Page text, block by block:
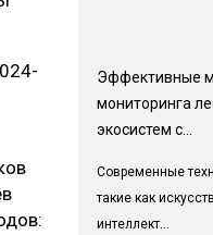
Эффективные
мониторинга
экосистем с...
Современные
такие как
интеллект...